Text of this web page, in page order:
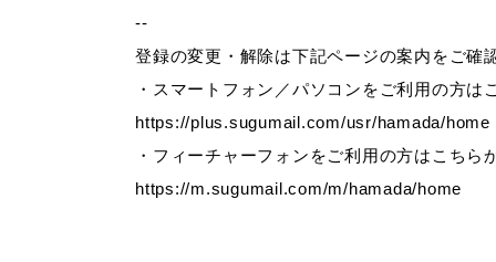
便利なサービス
--
登録の変更・解除は下記ページの案内をご確
・スマートフォン／パソコンをご利用の方は
https://plus.sugumail.com/usr/hamada/home
・フィーチャーフォンをご利用の方はこちら
https://m.sugumail.com/m/hamada/home